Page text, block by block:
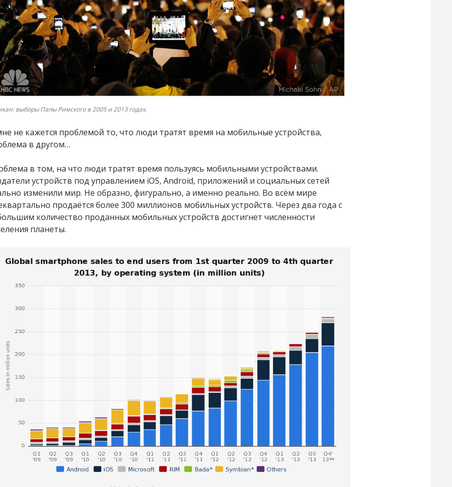
выборы Папы Римского в 2005 и 2013 годах.
не кажется проблемой то, что люди тратят время на мобильные устройства,
в другом…
в том, на что люди тратят время пользуясь мобильными устройствами.
устройств под управлением iOS, Android, приложений и социальных сетей
изменили мир. Не образно, фигурально, а именно реально. Во всём мире
продаётся более 300 миллионов мобильных устройств. Через два года с
количество проданных мобильных устройств достигнет численности
планеты.